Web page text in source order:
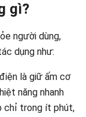
gì?
người dùng,
dụng như:
là giữ ấm cơ
năng nhanh
chỉ trong ít phút,